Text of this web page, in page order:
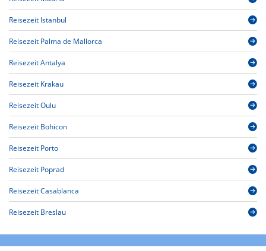
Reisezeit Istanbul
Reisezeit Palma de Mallorca
Reisezeit Antalya
Reisezeit Krakau
Reisezeit Oulu
Reisezeit Bohicon
Reisezeit Porto
Reisezeit Poprad
Reisezeit Casablanca
Reisezeit Breslau